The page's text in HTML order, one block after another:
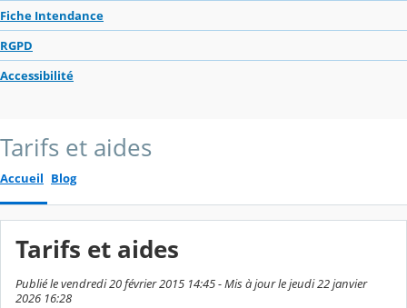
Fiche Intendance
RGPD
Accessibilité
Tarifs et aides
Accueil Blog
Tarifs et aides
Publié le vendredi 20 février 2015 14:45 - Mis à jour le jeudi 22 janvier
2026 16:28